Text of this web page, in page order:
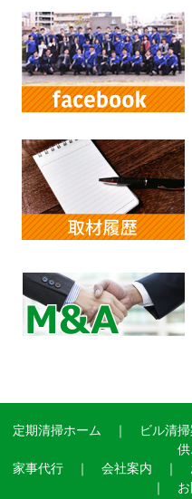
定期清掃ホーム ｜ ビル清
家事代行｜ 会社案内 ｜
｜